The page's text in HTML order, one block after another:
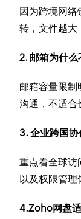
因为跨境网
转，文件越大
2. 邮箱为什么
邮箱容量限制
沟通，不适合
3. 企业跨国
重点看全球访
以及权限管理
4.Zoho网盘